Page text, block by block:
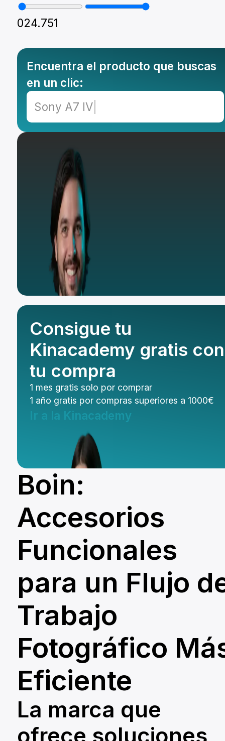
Objetivos Sigma
Objetivos Tamron
Filtros y portafiltros
Accesorios para objetivos
024.751
Encuentra el producto que buscas
en un clic:
Sony |
Te ayudamos a
tu equipo de fotografía
ideal
Obtén tu asesoría GRATIS de nuestro equipo
experto.
Contáctanos
Consigue tu
Kinacademy gratis con
tu compra
1 mes gratis solo por comprar
1 año gratis por compras superiores a 1000€
Ir a la Kinacademy
Boin:
Accesorios
Funcionales
para un Flujo
Trabajo
Fotográfico
Eficiente
La marca que